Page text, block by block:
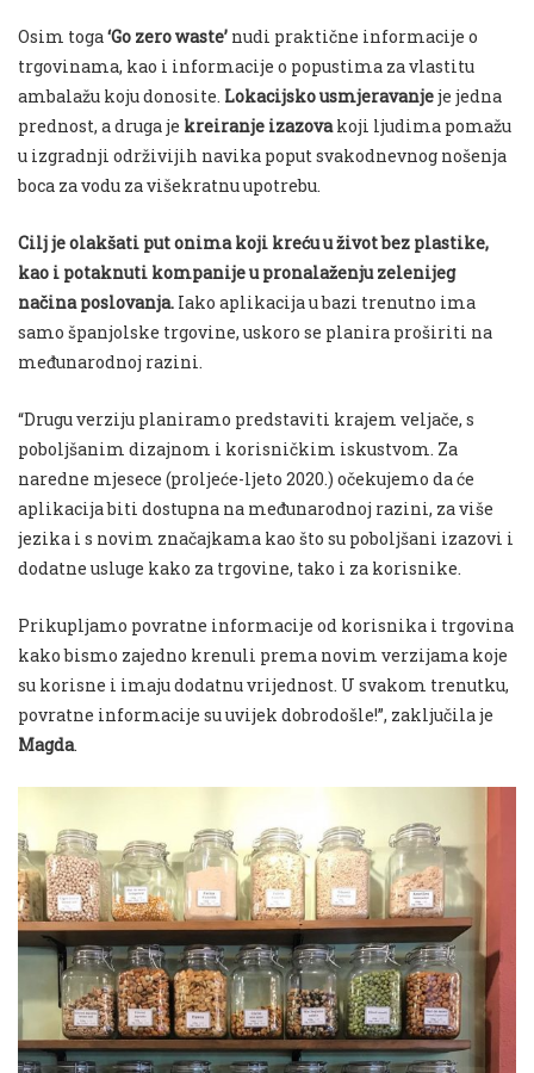
Osim toga‘Go zero waste’ nudi praktične informacije o
trgovinama, kao i informacije o popustima za vlastitu
ambalažu koju donosite. Lokacijsko usmjeravanjeje jedna
prednost, a druga je kreiranje izazovakoji ljudima pomažu
u izgradnji održivijih navika poput svakodnevnog nošenja
boca za vodu za višekratnu upotrebu.
Cilj je olakšati put onima koji kreću u život bez plastike,
kao i potaknuti kompanije u pronalaženju zelenijeg
načina poslovanja. Iako aplikacija u bazi trenutno ima
samo španjolske trgovine, uskoro se planira proširiti na
međunarodnoj razini.
“Drugu verziju planiramo predstaviti krajem veljače, s
poboljšanim dizajnom i korisničkim iskustvom. Za
naredne mjesece (proljeće-ljeto 2020.) očekujemo da će
aplikacija biti dostupna na međunarodnoj razini, za više
jezika i s novim značajkama kao što su poboljšani izazovi i
dodatne usluge kako za trgovine, tako i za korisnike.
Prikupljamo povratne informacije od korisnika i trgovina
kako bismo zajedno krenuli prema novim verzijama koje
su korisne i imaju dodatnu vrijednost. U svakom trenutku,
povratne informacije su uvijek dobrodošle!”, zaključila je
Magda.